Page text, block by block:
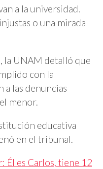
a la universidad.
o una mirada
la UNAM detalló que
con la
a las denuncias
menor.
educativa
en el tribunal.
Él es Carlos, tiene 12